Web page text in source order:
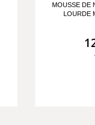
MOUSSE DE
LOURDE